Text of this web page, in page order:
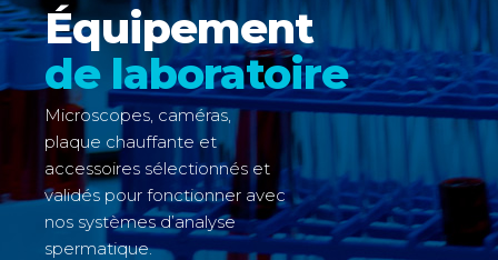
Équipement
de laboratoire
Microscopes, caméras,
plaque chauffante et
accessoires sélectionnés et
validés pour fonctionner avec
nos systèmes d’analyse
spermatique.